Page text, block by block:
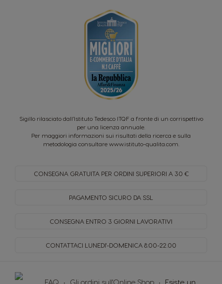
Sigillo rilasciato dall’Istituto Tedesco ITQF a fronte di un corrispettivo
per una licenza annuale.
Per maggiori informazioni sui risultati della ricerca e sulla
metodologia consultare www.istituto-qualita.com
CONSEGNA GRATUITA PER ORDINI SUPERIORI A 30 €
PAGAMENTO SICURO DA SSL
CONSEGNA ENTRO 3 GIORNI LAVORATIVI
CONTATTACI LUNEDI'-DOMENICA 8:00-22.00
FAQ Gli ordini sull'Online Shop Esiste un